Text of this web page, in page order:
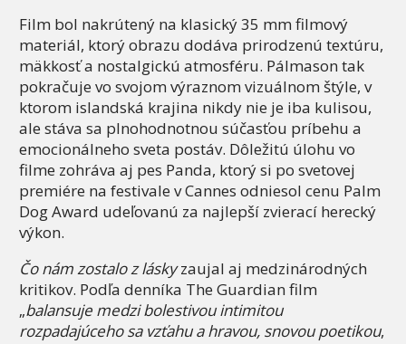
Film bol nakrútený na klasický 35 mm filmový
materiál, ktorý obrazu dodáva prirodzenú textúru,
mäkkosť a nostalgickú atmosféru. Pálmason tak
pokračuje vo svojom výraznom vizuálnom štýle, v
ktorom islandská krajina nikdy nie je iba kulisou,
ale stáva sa plnohodnotnou súčasťou príbehu a
emocionálneho sveta postáv. Dôležitú úlohu vo
filme zohráva aj pes Panda, ktorý si po svetovej
premiére na festivale v Cannes odniesol cenu Palm
Dog Award udeľovanú za najlepší zvierací herecký
výkon.
Čo nám zostalo z láskyzaujal aj medzinárodných
kritikov. Podľa denníka The Guardian film
„balansuje medzi bolestivou intimitou
rozpadajúceho sa vzťahu a hravou, snovou poetikou,